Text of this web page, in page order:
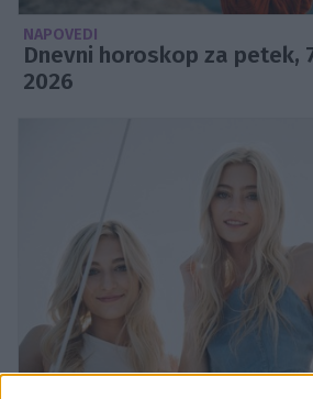
NAPOVEDI
Dnevni horoskop za petek,
2026